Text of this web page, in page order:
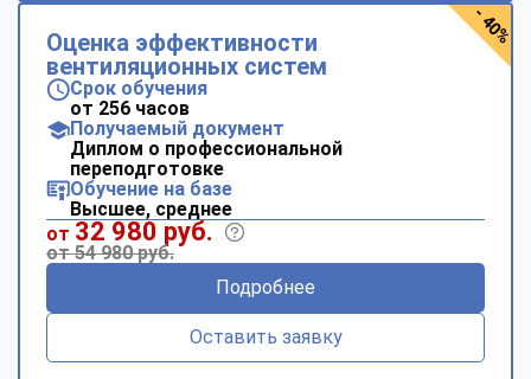
Оценка эффективности
вентиляционных систем
Срок обучения
от 256 часов
Получаемый документ
Диплом о профессиональной
переподготовке
Обучение на базе
Высшее, среднее
от 32 980 руб.
от 54 980 руб.
Подробнее
Оставить заявку
- 40%